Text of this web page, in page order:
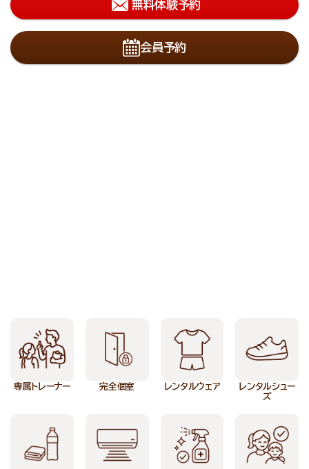
無料体験予約
会員予約
専属トレーナー 完全個室 レンタルウェア
レンタルシュー
ズ